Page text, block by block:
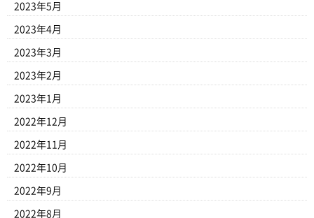
2023年5月
2023年4月
2023年3月
2023年2月
2023年1月
2022年12月
2022年11月
2022年10月
2022年9月
2022年8月